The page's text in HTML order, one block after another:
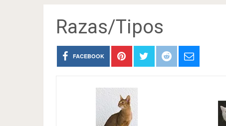
Razas/Tipos
FACEBOOK